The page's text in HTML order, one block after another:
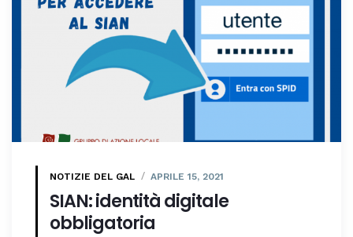
NOTIZIE DEL GAL APRILE 15, 2021
SIAN: identità digitale
obbligatoria